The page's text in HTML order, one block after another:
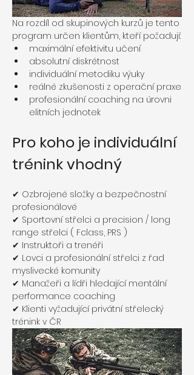
Na rozdíl od skupinových kurzů je tento
program určen klientům, kteří požadují:
maximální efektivitu učení
absolutní diskrétnost
individuální metodiku výuky
reálné zkušenosti z operační praxe
profesionální coaching na úrovni
elitních jednotek
Pro koho je individuální
trénink vhodný
✔ Ozbrojené složky a bezpečnostní
profesionálové
✔ Sportovní střelci a precision / long
range střelci ( Fclass, PRS )
✔ Instruktoři a trenéři
✔ Lovci a profesionální střelci z řad
myslivecké komunity
✔ Manažeři a lídři hledající mentální
performance coaching
✔ Klienti vyžadující privátní střelecký
trénink v ČR